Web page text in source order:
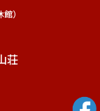
）
荘